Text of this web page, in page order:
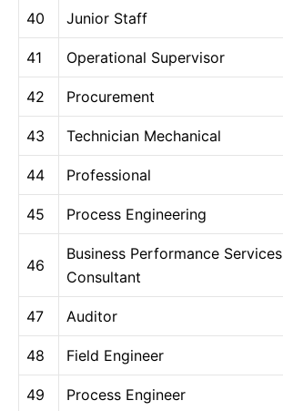
40 Junior Staff
41 Operational Supervisor
42 Procurement
43 Technician Mechanical
44 Professional
45 Process Engineering
46
Business Performance Services
Consultant
47 Auditor
48 Field Engineer
49 Process Engineer